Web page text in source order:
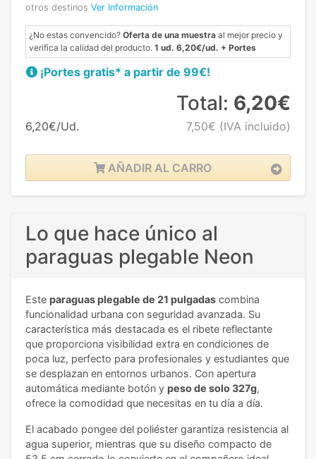
otros destinos Ver Información
¿No estas convencido? Oferta de una muestra al mejor precio y
verifica la calidad del producto. 1 ud. 6,20€/ud. + Portes
¡Portes gratis* a partir de 99€!
6,20€/Ud.
Total: 6,20€
7,50€ (IVA incluido)
AÑADIR AL CARRO
Lo que hace único al
paraguas plegable Neon
Este paraguas plegable de 21 pulgadas combina
funcionalidad urbana con seguridad avanzada. Su
característica más destacada es el ribete reflectante
que proporciona visibilidad extra en condiciones de
poca luz, perfecto para profesionales y estudiantes que
se desplazan en entornos urbanos. Con apertura
automática mediante botón y peso de solo 327g,
ofrece la comodidad que necesitas en tu día a día.
El acabado pongee del poliéster garantiza resistencia al
agua superior, mientras que su diseño compacto de